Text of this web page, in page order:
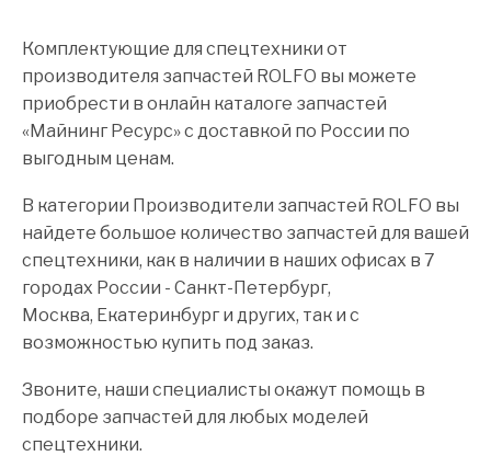
Комплектующие для спецтехники от
производителя запчастей ROLFO вы можете
приобрести в онлайн каталоге запчастей
«Майнинг Ресурс» с доставкой по России по
выгодным ценам.
В категории Производители запчастей ROLFO вы
найдете большое количество запчастей для вашей
спецтехники, как в наличии в наших офисах в 7
городах России - Санкт-Петербург,
Москва, Екатеринбург и других, так и с
возможностью купить под заказ.
Звоните, наши специалисты окажут помощь в
подборе запчастей для любых моделей
спецтехники.